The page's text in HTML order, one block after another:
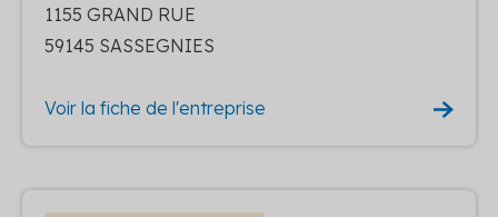
1155 GRAND RUE
59145 SASSEGNIES
Voir la fiche de l'entreprise